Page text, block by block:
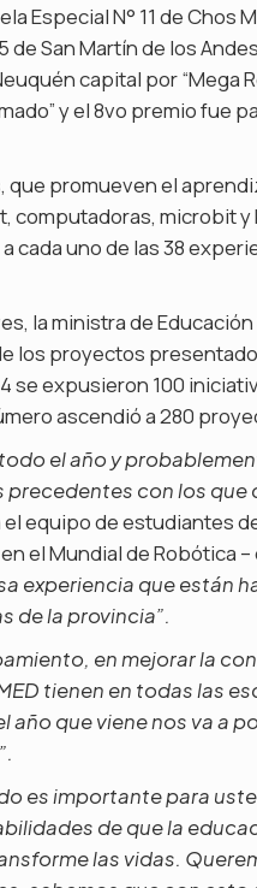
Especial N° 11 de Chos
de San Martín de los
capital por “Mega
y el 8vo premio fue
promueven el
computadoras, microbit
cada uno de las 38
la ministra de Educación
los proyectos
se expusieron 100
ascendió a 280
el año y
con los que
equipo de estudiantes
el Mundial de Robótica
experiencia que están
de la provincia”.
en mejorar la
tienen en todas las
que viene nos va a
es importante para
de que la
las vidas.